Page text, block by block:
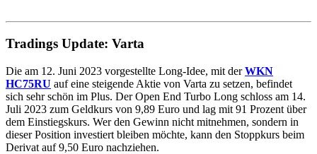
Tradings Update: Varta
Die am 12. Juni 2023 vorgestellte Long-Idee, mit derWKN
HC75RU auf eine steigende Aktie von Varta zu setzen, befindet
sich sehr schön im Plus. Der Open End Turbo Long schloss am 14.
Juli 2023 zum Geldkurs von 9,89 Euro und lag mit 91 Prozent über
dem Einstiegskurs. Wer den Gewinn nicht mitnehmen, sondern in
dieser Position investiert bleiben möchte, kann den Stoppkurs beim
Derivat auf 9,50 Euro nachziehen.